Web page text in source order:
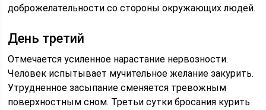
доброжелательности со стороны окружающих людей.
День третий
Отмечается усиленное нарастание нервозности.
Человек испытывает мучительное желание закурить.
Утрудненное засыпание сменяется тревожным
поверхностным сном. Третьи сутки бросания курить